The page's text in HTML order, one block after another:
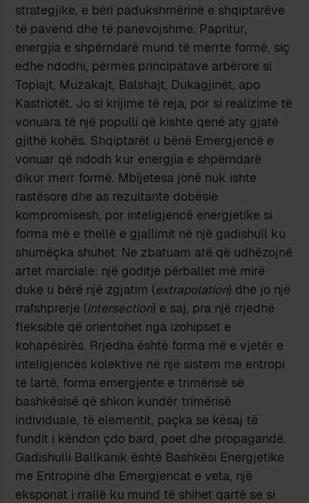
strategjike, e bëri padukshmërinë e shqiptarëve
të pavend dhe të panevojshme. Papritur,
energjia e shpërndarë mund të merrte formë, siç
edhe ndodhi, përmes principatave arbërore si
Topiajt, Muzakajt, Balshajt, Dukagjinët, apo
Kastriotët. Jo si krijime të reja, por si realizime të
vonuara të një populli që kishte qenë aty gjatë
gjithë kohës. Shqiptarët u bënë Emergjencë e
vonuar që ndodh kur energjia e shpërndarë
dikur merr formë. Mbijetesa jonë nuk ishte
rastësore dhe as rezultante dobësie
kompromisesh, por inteligjencë energjetike si
forma më e thellë e gjallimit në një gadishull ku
shumëçka shuhet. Ne zbatuam atë që udhëzojnë
artet marciale: një goditje përballet më mirë
duke u bërë një zgjatim (extrapolation) dhe jo një
rrafshprerje (intersection) e saj, pra një rrjedhë
fleksible që orientohet nga izohipset e
kohapësirës. Rrjedha është forma më e vjetër e
inteligjencës kolektive në një sistem me entropi
të lartë, forma emergjente e trimërisë së
bashkësisë që shkon kundër trimërisë
individuale, të elementit, paçka se kësaj të
fundit i këndon çdo bard, poet dhe propagandë.
Gadishulli Ballkanik është Bashkësi Energjetike
me Entropinë dhe Emergjencat e veta, një
eksponat i rrallë ku mund të shihet qartë se si